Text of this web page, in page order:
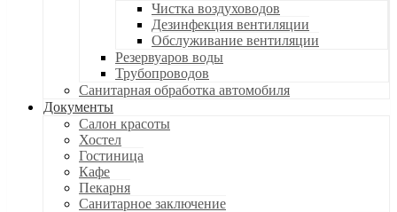
Чистка воздуховодов
Дезинфекция вентиляции
Обслуживание вентиляции
Резервуаров воды
Трубопроводов
Санитарная обработка автомобиля
Документы
Салон красоты
Хостел
Гостиница
Кафе
Пекарня
Санитарное заключение